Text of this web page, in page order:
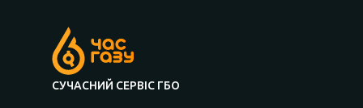
СУЧАСНИЙ СЕРВІС ГБО